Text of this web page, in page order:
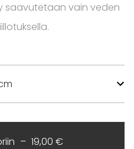
saavutetaan vain veden
19,00 €